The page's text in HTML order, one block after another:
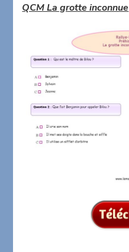
QCM La grotte inconnue